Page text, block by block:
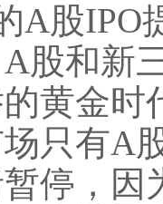
A股
股和新
黄金时
场只有
停，